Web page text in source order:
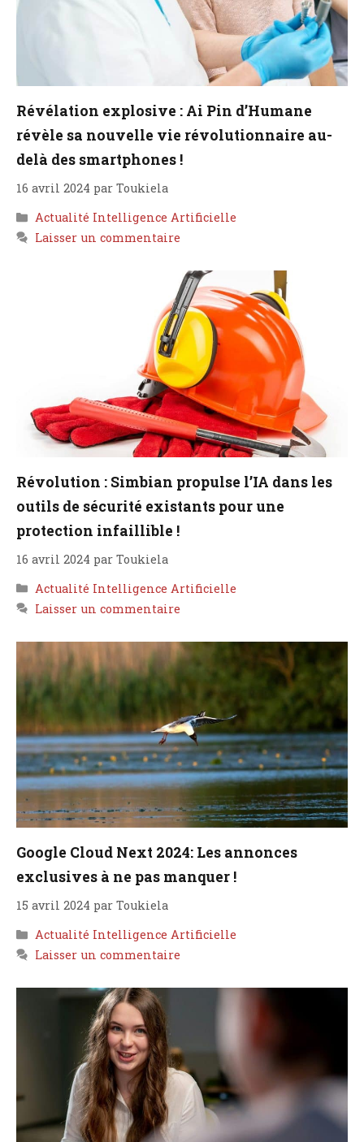
Révélation explosive : Ai Pin d’Humane
révèle sa nouvelle vie révolutionnaire au-
delà des smartphones !
16 avril 2024 par Toukiela
Catégories
Actualité Intelligence Artificielle
Laisser un commentaire
Révolution : Simbian propulse l’IA dans les
outils de sécurité existants pour une
protection infaillible !
16 avril 2024 par Toukiela
Catégories
Actualité Intelligence Artificielle
Laisser un commentaire
Google Cloud Next 2024: Les annonces
exclusives à ne pas manquer !
15 avril 2024 par Toukiela
Catégories
Actualité Intelligence Artificielle
Laisser un commentaire